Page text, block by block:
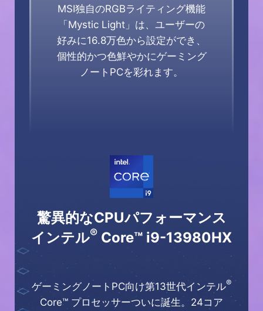
MSI独自のRGBライティング機能
「Mystic Light」は、ユーザーの
好みに16.8万色から設定ができ、
個性的かつ色鮮やかにゲーミング
ノートPCを彩れます。
驚異的なCPUパフォーマンス
インテル® Core™ i9-13980HX
ゲーミングノートPC向け第13世代インテル®
Core™ プロセッサーついに誕生。24コア